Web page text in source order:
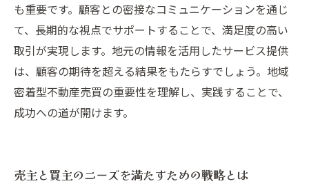
も重要です。顧客との密接なコミュニケーションを通じ
て、長期的な視点でサポートすることで、満足度の高い
取引が実現します。地元の情報を活用したサービス提供
は、顧客の期待を超える結果をもたらすでしょう。地域
密着型不動産売買の重要性を理解し、実践することで、
成功への道が開けます。
売主と買主のニーズを満たすための戦略とは